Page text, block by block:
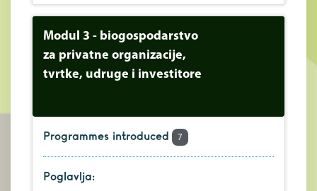
Modul 3 - biogospodarstvo
za privatne organizacije,
tvrtke, udruge i investitore
Programmes introduced 7
Poglavlja: